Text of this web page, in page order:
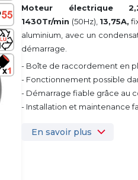
Moteur électrique
1430Tr/min (50Hz), 13,75A,
aluminium, avec un
démarrage.
- Boîte de raccordement en
- Fonctionnement possible
- Démarrage fiable grâce au
- Installation et maintenance
En savoir plus